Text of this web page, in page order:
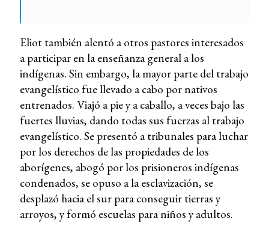
Eliot también alentó a otros pastores interesados
a participar en la enseñanza general a los
indígenas. Sin embargo, la mayor parte del trabajo
evangelístico fue llevado a cabo por nativos
entrenados. Viajó a pie y a caballo, a veces bajo las
fuertes lluvias, dando todas sus fuerzas al trabajo
evangelístico. Se presentó a tribunales para luchar
por los derechos de las propiedades de los
aborígenes, abogó por los prisioneros indígenas
condenados, se opuso a la esclavización, se
desplazó hacia el sur para conseguir tierras y
arroyos, y formó escuelas para niños y adultos.